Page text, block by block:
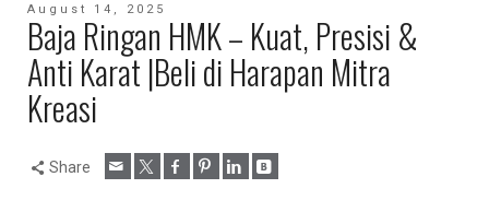
August 14, 2025
Baja Ringan HMK – Kuat, Presisi &
Anti Karat |Beli di Harapan Mitra
Kreasi
Share